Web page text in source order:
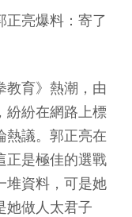
正亮爆料：寄了
教育》熱潮，由
紛紛在網路上標
熱議。郭正亮在
正是極佳的選戰
堆資料，可是她
她做人太君子